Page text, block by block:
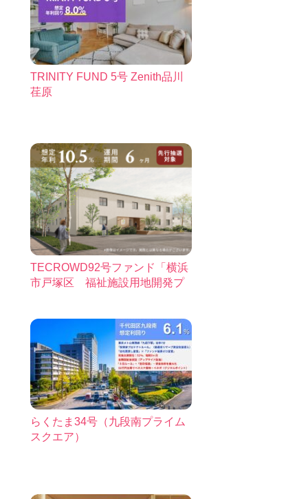
TRINITY FUND 5号 Zenith品川
荏原
TECROWD92号ファンド「横浜
市戸塚区 福祉施設用地開発プ
らくたま34号（九段南プライム
スクエア）